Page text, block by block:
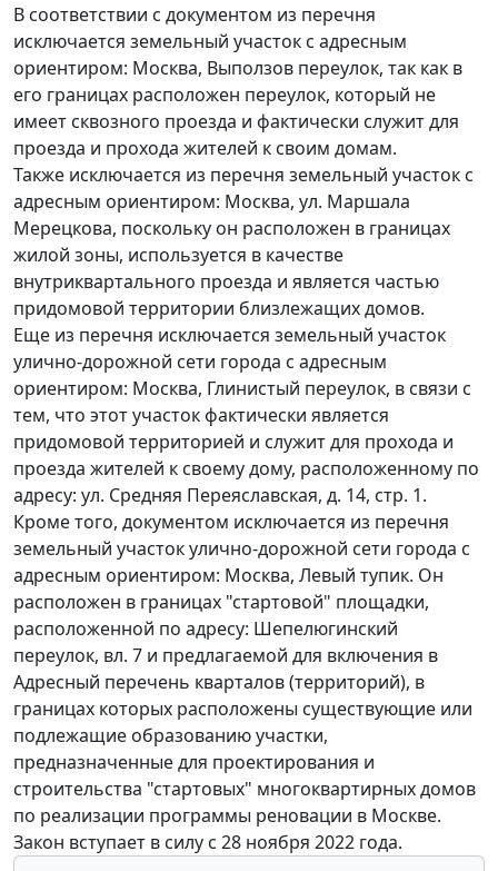
В соответствии с документом из перечня
исключается земельный участок с адресным
ориентиром: Москва, Выползов переулок, так как в
его границах расположен переулок, который не
имеет сквозного проезда и фактически служит для
проезда и прохода жителей к своим домам.
Также исключается из перечня земельный участок с
адресным ориентиром: Москва, ул. Маршала
Мерецкова, поскольку он расположен в границах
жилой зоны, используется в качестве
внутриквартального проезда и является частью
придомовой территории близлежащих домов.
Еще из перечня исключается земельный участок
улично-дорожной сети города с адресным
ориентиром: Москва, Глинистый переулок, в связи с
тем, что этот участок фактически является
придомовой территорией и служит для прохода и
проезда жителей к своему дому, расположенному по
адресу: ул. Средняя Переяславская, д. 14, стр. 1.
Кроме того, документом исключается из перечня
земельный участок улично-дорожной сети города с
адресным ориентиром: Москва, Левый тупик. Он
расположен в границах "стартовой" площадки,
расположенной по адресу: Шепелюгинский
переулок, вл. 7 и предлагаемой для включения в
Адресный перечень кварталов (территорий), в
границах которых расположены существующие или
подлежащие образованию участки,
предназначенные для проектирования и
строительства "стартовых" многоквартирных домов
по реализации программы реновации в Москве.
Закон вступает в силу с 28 ноября 2022 года.